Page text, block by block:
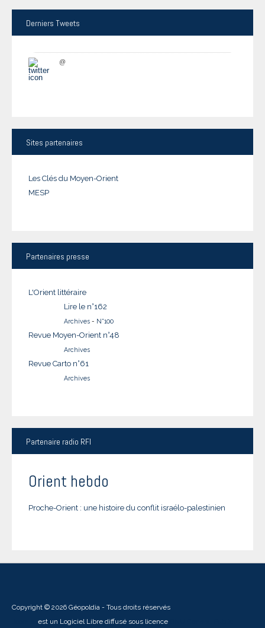
Derniers Tweets
@
Sites partenaires
Les Clés du Moyen-Orient
MESP
Partenaires presse
L'Orient littéraire
Lire le n°162
Archives - N°100
Revue Moyen-Orient n°48
Archives
Revue Carto n°61
Archives
Partenaire radio RFI
Orient hebdo
Proche-Orient : une histoire du conflit israélo-palestinien
Copyright © 2026 Géopoldia - Tous droits réservés
est un Logiciel Libre diffusé sous licence